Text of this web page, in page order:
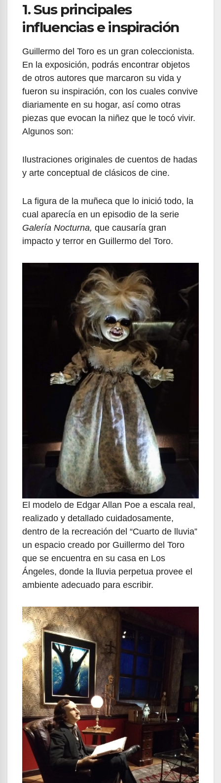
1. Sus principales
influencias e inspiración
Guillermo del Toro es un gran coleccionista.
En la exposición, podrás encontrar objetos
de otros autores que marcaron su vida y
fueron su inspiración, con los cuales convive
diariamente en su hogar, así como otras
piezas que evocan la niñez que le tocó vivir.
Algunos son:
Ilustraciones originales de cuentos de hadas
y arte conceptual de clásicos de cine.
La figura de la muñeca que lo inició todo, la
cual aparecía en un episodio de la serie
Galería Nocturna, que causaría gran
impacto y terror en Guillermo del Toro.
El modelo de Edgar Allan Poe a escala real,
realizado y detallado cuidadosamente,
dentro de la recreación del “Cuarto de lluvia”
un espacio creado por Guillermo del Toro
que se encuentra en su casa en Los
Ángeles, donde la lluvia perpetua provee el
ambiente adecuado para escribir.